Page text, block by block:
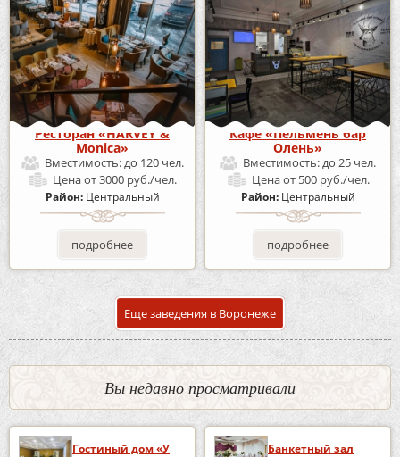
Ресторан «HARVEY &
Monica»
Вместимость:до 120 чел.
Ценаот 3000 руб./чел.
Район: Центральный
подробнее
Кафе «Пельмень бар
Олень»
Вместимость:до 25 чел.
Ценаот 500 руб./чел.
Район: Центральный
подробнее
Еще заведения в Воронеже
Вы недавно просматривали
Гостиный дом «У
Банкетный зал